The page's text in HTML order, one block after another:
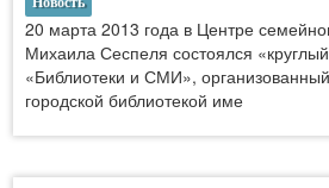
20 марта 2013 года в Центре
Михаила Сеспеля состоялся
«Библиотеки и СМИ»,
городской библиотекой име